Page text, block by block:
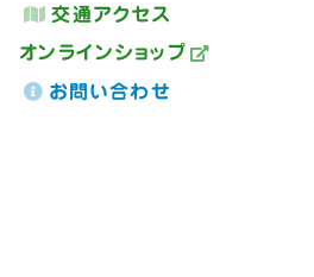
交通アクセス
オンラインショップ
お問い合わせ